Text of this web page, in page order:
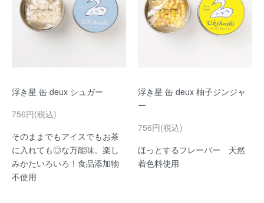
浮き星 缶 deux シュガー
756円(税込)
そのままでもアイスでもお茶
に入れても◎な万能味。楽し
みかたいろいろ！食品添加物
不使用
浮き星 缶 deux 柚子ジンジャ
ー
756円(税込)
ほっとするフレーバー 天然
着色料使用